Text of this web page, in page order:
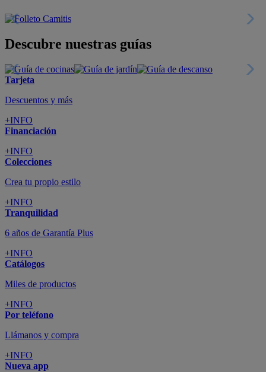
Descubre nuestras guías
Tarjeta
Descuentos y más
+INFO
Financiación
+INFO
Colecciones
Crea tu propio estilo
+INFO
Tranquilidad
6 años de Garantía Plus
+INFO
Catálogos
Miles de productos
+INFO
Por teléfono
Llámanos y compra
+INFO
Nueva app